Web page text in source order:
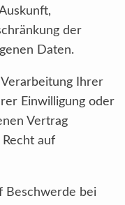
der
Daten.
Ihrer
Einwilligung oder
Vertrag
auf
Beschwerde bei